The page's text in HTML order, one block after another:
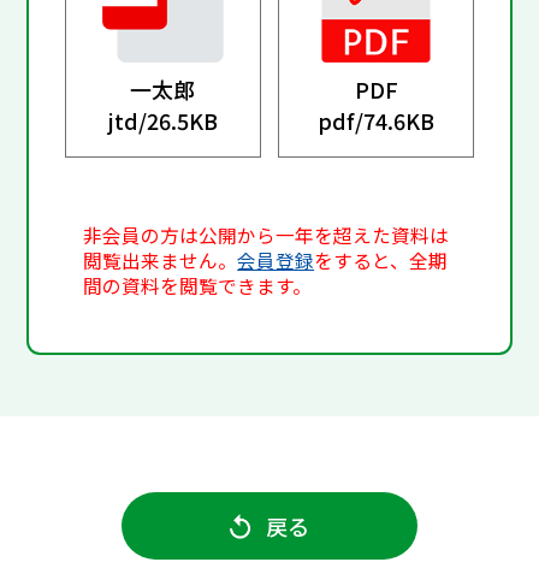
一太郎
jtd/26.5KB
PDF
pdf/74.6KB
非会員の方は公開から一年を超えた資料は
閲覧出来ません。会員登録をすると、全期
間の資料を閲覧できます。
戻る